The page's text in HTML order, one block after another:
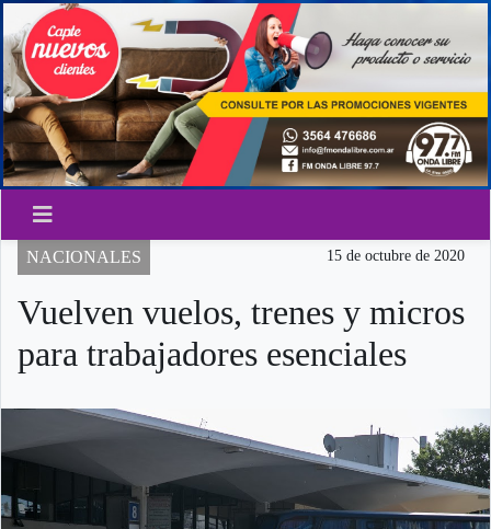
NACIONALES 15 de octubre de 2020
Vuelven vuelos, trenes y micros
para trabajadores esenciales